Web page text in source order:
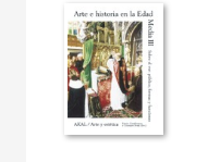
NUESTROS FORMATOS
Cartoné